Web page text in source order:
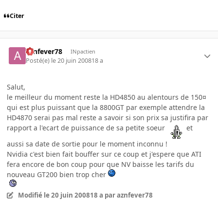
Citer
aznfever78 INpactien
Posté(e) le 20 juin 200818 a
Salut,
le meilleur du moment reste la HD4850 au alentours de 150¤
qui est plus puissant que la 8800GT par exemple attendre la
HD4870 serai pas mal reste a savoir si son prix sa justifira par
rapport a l'ecart de puissance de sa petite soeur
et
aussi sa date de sortie pour le moment inconnu !
Nvidia c'est bien fait bouffer sur ce coup et j'espere que ATI
fera encore de bon coup pour que NV baisse les tarifs du
nouveau GT200 bien trop cher
Modifié le 20 juin 200818 a par aznfever78